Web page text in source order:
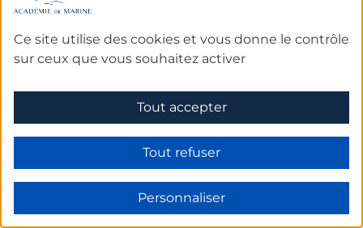
Ce site utilise des cookies et vous donne le contrôle
sur ceux que vous souhaitez activer
Tout accepter
Tout refuser
Personnaliser
De 1921 à nos jours
Léon Eugène PONCELET
Capitaine de frégate de réserve – officier de la marine
EN SAVOIR PLUS SUR L'ACADÉMICIEN